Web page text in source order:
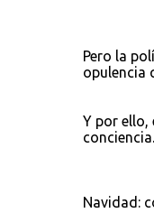
Pero la
opulencia
Y por ello,
conciencia.
Navidad: